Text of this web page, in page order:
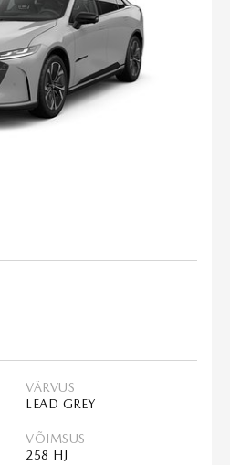
VÄRVUS
LEAD GREY
VÕIMSUS
258 HJ